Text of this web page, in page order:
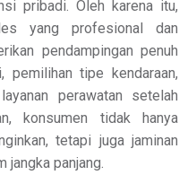
pribadi. Oleh karena itu,
yang profesional dan
pendampingan penuh
tipe kendaraan,
perawatan setelah
konsumen tidak hanya
tetapi juga jaminan
jangka panjang.